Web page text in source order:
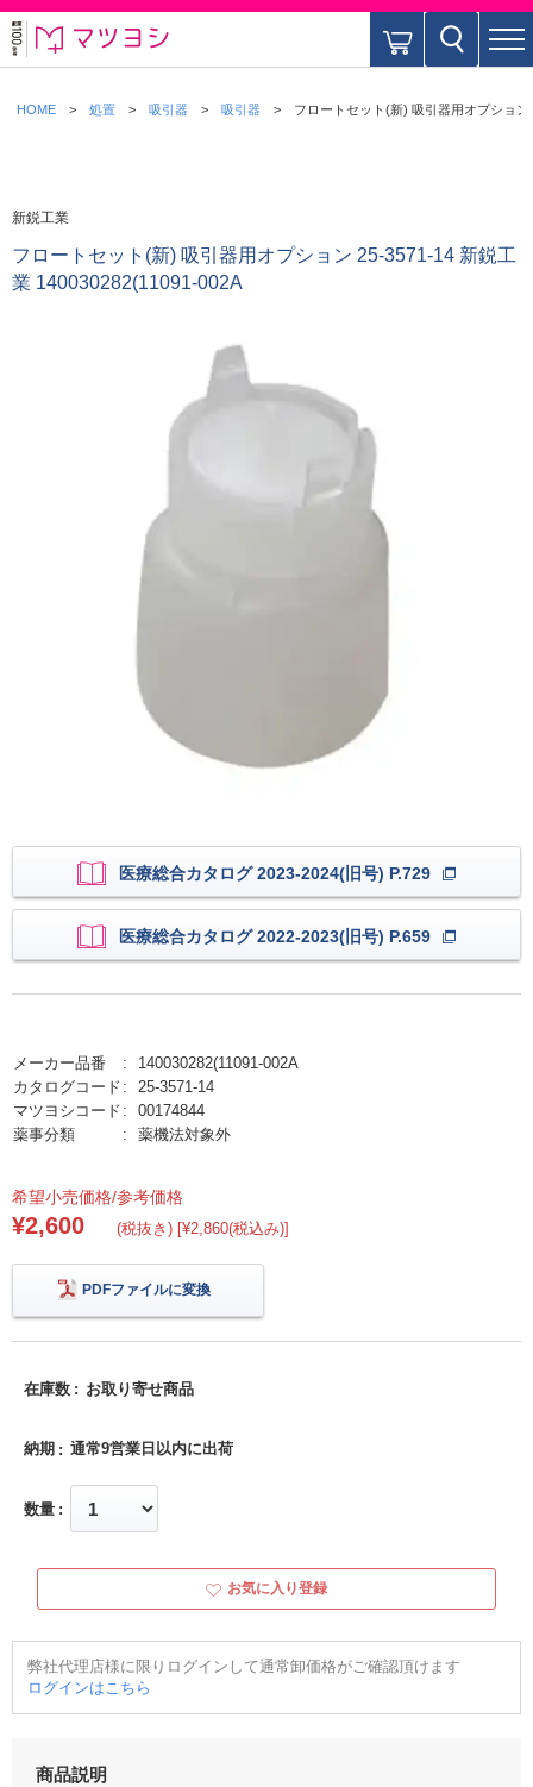
HOME 処置 吸引器 吸引器 フロートセット(新) 吸引器用オプショ
新鋭工業
フロートセット(新) 吸引器用オプション 25-3571-14 新鋭工
業 140030282(11091-002A
医療総合カタログ 2023-2024(旧号) P.729
医療総合カタログ 2022-2023(旧号) P.659
メーカー品番
140030282(11091-002A
カタログコード
25-3571-14
マツヨシコード
00174844
薬事分類
薬機法対象外
希望小売価格/参考価格
¥2,600 (税抜き) [¥2,860(税込み)]
PDFファイルに変換
在庫数 お取り寄せ商品
納期 通常9営業日以内に出荷
数量
お気に入り登録
弊社代理店様に限りログインして通常卸価格がご確認頂けます
ログインはこちら
商品説明